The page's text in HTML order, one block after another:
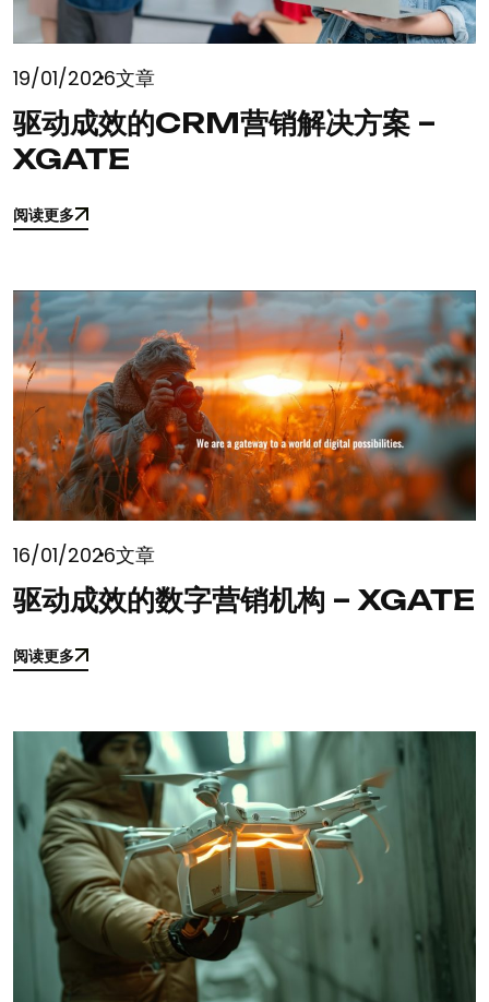
19/01/2026文章
驱动成效的CRM营销解决方案 –
XGATE
阅读更多
阅读更多
16/01/2026文章
驱动成效的数字营销机构 – XGATE
阅读更多
阅读更多